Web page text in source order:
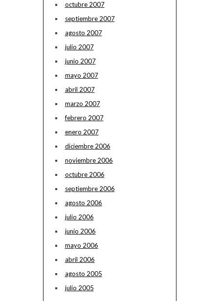
octubre 2007
septiembre 2007
agosto 2007
julio 2007
junio 2007
mayo 2007
abril 2007
marzo 2007
febrero 2007
enero 2007
diciembre 2006
noviembre 2006
octubre 2006
septiembre 2006
agosto 2006
julio 2006
junio 2006
mayo 2006
abril 2006
agosto 2005
julio 2005